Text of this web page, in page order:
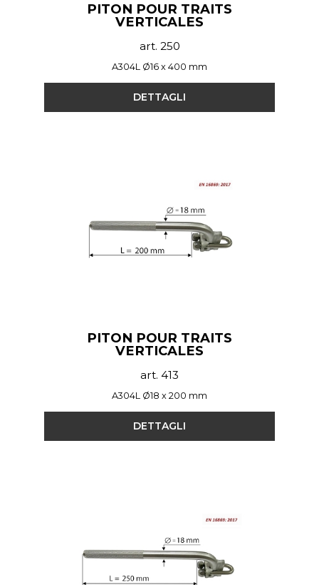
PITON POUR TRAITS
VERTICALES
art. 250
A304L Ø16 x 400 mm
DETTAGLI
PITON POUR TRAITS
VERTICALES
art. 413
A304L Ø18 x 200 mm
DETTAGLI